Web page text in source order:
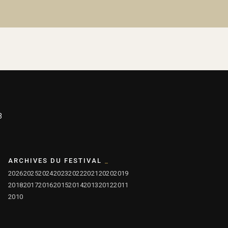
ARCHIVES DU FESTIVAL
202620252024202320222021 20202019
20182017201620152014201320122011
2010